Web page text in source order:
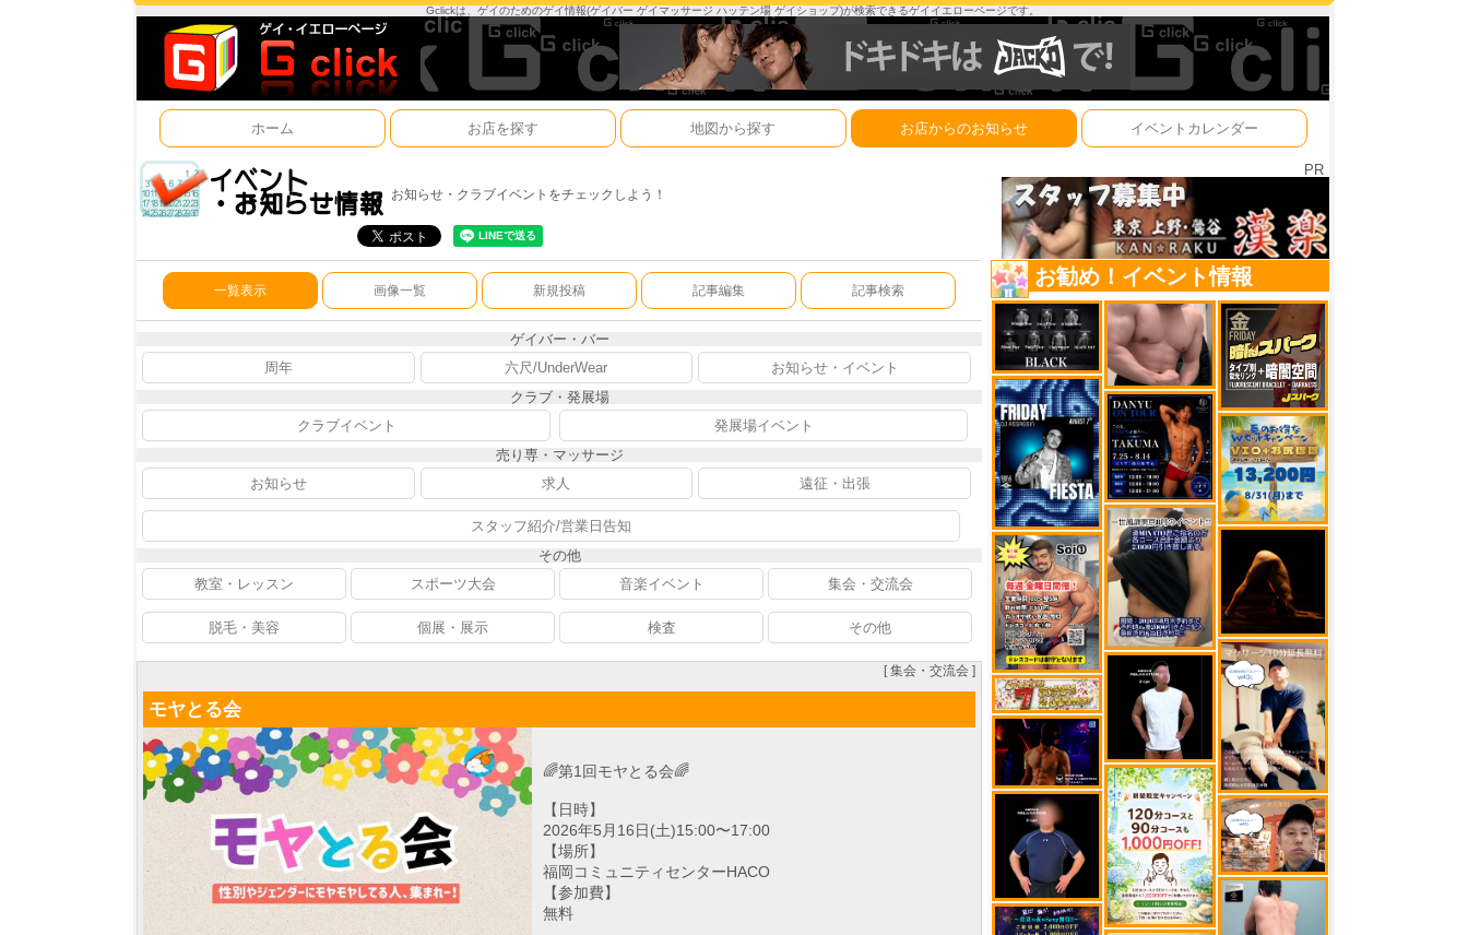
Gclickは、ゲイのためのゲイ情報(ゲイバー ゲイマッサージ ハッテン場 ゲイショップ)が検索できるゲイイエローページです。
ホーム お店を探す 地図から探す お店からのお知らせ イベントカレンダー
お知らせ・クラブイベントをチェックしよう！
PR
一覧表示 画像一覧 新規投稿 記事編集 記事検索
ゲイバー・バー
周年
六尺/UnderWear
お知らせ・イベント
クラブ・発展場
クラブイベント
発展場イベント
売り専・マッサージ
お知らせ
求人 遠征・出張
スタッフ紹介/営業日告知
その他
教室・レッスン
スポーツ大会 音楽イベント 集会・交流会
脱毛・美容 個展・展示 検査 その他
[ 集会・交流会 ]
モヤとる会
🌈第1回モヤとる会🌈
【日時】
2026年5月16日(土)15:00〜17:00
【場所】
福岡コミュニティセンターHACO
【参加費】
無料
お勧め！イベント情報